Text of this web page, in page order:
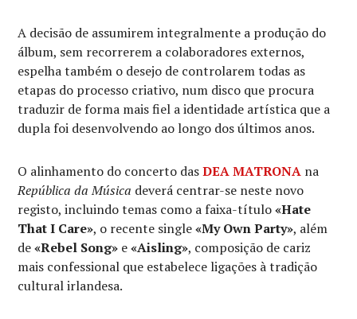
A decisão de assumirem integralmente a produção do
álbum, sem recorrerem a colaboradores externos,
espelha também o desejo de controlarem todas as
etapas do processo criativo, num disco que procura
traduzir de forma mais fiel a identidade artística que a
dupla foi desenvolvendo ao longo dos últimos anos.
O alinhamento do concerto dasDEA MATRONA na
República da Música deverá centrar-se neste novo
registo, incluindo temas como a faixa-título«Hate
That I Care», o recente single«My Own Party», além
de«Rebel Song» e«Aisling», composição de cariz
mais confessional que estabelece ligações à tradição
cultural irlandesa.